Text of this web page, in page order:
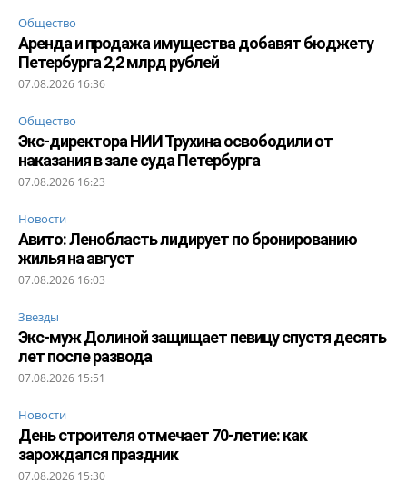
Общество
Аренда и продажа имущества добавят бюджету
Петербурга 2,2 млрд рублей
07.08.2026 16:36
Общество
Экс-директора НИИ Трухина освободили от
наказания в зале суда Петербурга
07.08.2026 16:23
Новости
Авито: Ленобласть лидирует по бронированию
жилья на август
07.08.2026 16:03
Звезды
Экс-муж Долиной защищает певицу спустя десять
лет после развода
07.08.2026 15:51
Новости
День строителя отмечает 70-летие: как
зарождался праздник
07.08.2026 15:30